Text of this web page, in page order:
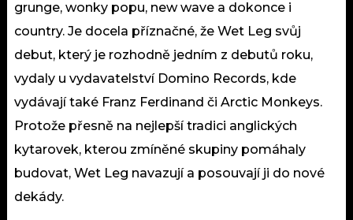
grunge, wonky popu, new wave a dokonce i
country. Je docela příznačné, že Wet Leg svůj
debut, který je rozhodně jedním z debutů roku,
vydaly u vydavatelství Domino Records, kde
vydávají také Franz Ferdinand či Arctic Monkeys.
Protože přesně na nejlepší tradici anglických
kytarovek, kterou zmíněné skupiny pomáhaly
budovat, Wet Leg navazují a posouvají ji do nové
dekády.